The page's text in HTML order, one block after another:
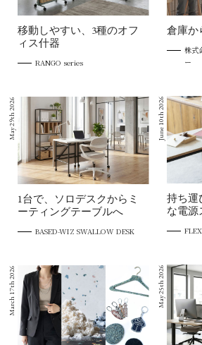
移動しやすい、3種のオフ
ィス什器
RANGO series
倉庫か
株式
ー
June 10th 2026
持ち運
な電源
May 29th 2026
1台で、ソロデスクからミ
ーティングテーブルへ
BASED-WIZ SWALLOW DESK
May 25th 2026
March 17th 2026